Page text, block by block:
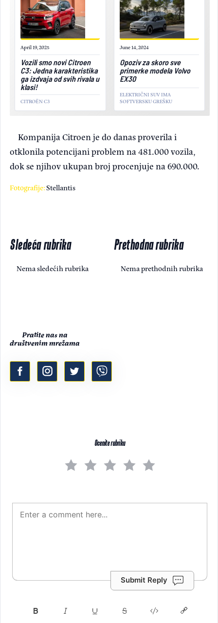
April 19, 2025
Vozili smo novi Citroen
C3: Jedna karakteristika
ga izdvaja od svih rivala u
klasi!
CITROËN C3
June 14, 2024
Opoziv za skoro sve
primerke modela Volvo
EX30
ELEKTRIČNI SUV IMA
SOFTVERSKU GREŠKU
Kompanija Citroen je do danas proverila i
otklonila potencijani problem na 481.000 vozila,
dok se njihov ukupan broj procenjuje na 690.000.
Fotografije:Stellantis
Sledeća rubrika
Nema sledećih rubrika
Prethodna rubrika
Nema prethodnih rubrika
Pratite nas na
društvenim mrežama
Ocenite rubriku
Submit Reply